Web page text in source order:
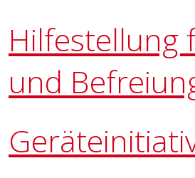
Hilfestellung
und